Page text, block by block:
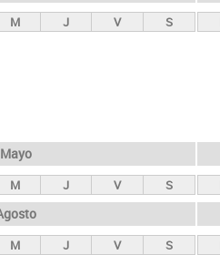
M J V S
Mayo
M J V S
M J V S